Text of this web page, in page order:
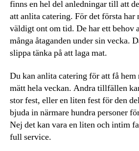
finns en hel del anledningar till att
att anlita catering. För det första har
väldigt ont om tid. De har ett behov
många åtaganden under sin vecka.
slippa tänka på att laga mat.
Du kan anlita catering för att få
mätt hela veckan. Andra tillfällen
stor fest, eller en liten fest för den
bjuda in närmare hundra personer
Nej det kan vara en liten och intim
full service.